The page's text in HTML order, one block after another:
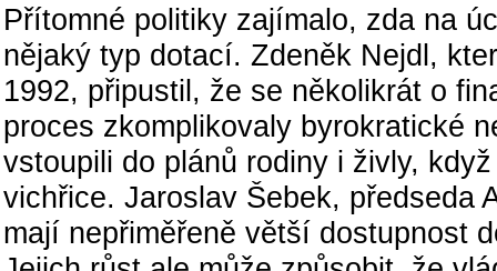
Přítomné politiky zajímalo, zda na
nějaký typ dotací. Zdeněk Nejdl,
1992, připustil, že se několikrát o
proces zkomplikovaly byrokratické
vstoupili do plánů rodiny i živly,
vichřice. Jaroslav Šebek, předseda
mají nepřiměřeně větší dostupnost